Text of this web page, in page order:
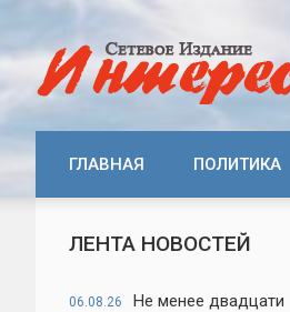
ГЛАВНАЯ ПОЛИТИКА
ЛЕНТА НОВОСТЕЙ
06.08.26
Не менее двадцати